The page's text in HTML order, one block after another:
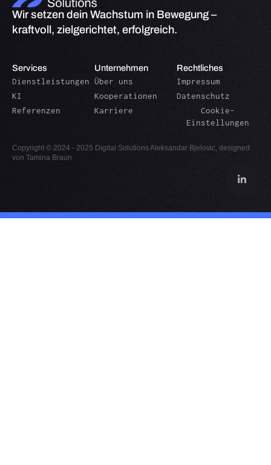
Wir setzen dein Wachstum in Bewegung –
kraftvoll, zielgerichtet, erfolgreich.
Services
Dienstleistungen
KI
Referenzen
Unternehmen
Über uns
Kooperationen
Karriere
Rechtliches
Impressum
Datenschutz
Cookie-
Einstellungen
Copyright © 2024 - 2025 Digital Solutions Aleksandar Bjelovic, designed
von Tamina Braun